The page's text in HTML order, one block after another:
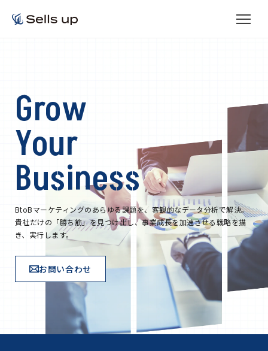
Grow
Your
Business
BtoBマーケティングのあらゆる課題を、客観的なデータ分析で解決。
貴社だけの「勝ち筋」を見つけ出し、事業成長を加速させる戦略を描
き、実行します。
お問い合わせ